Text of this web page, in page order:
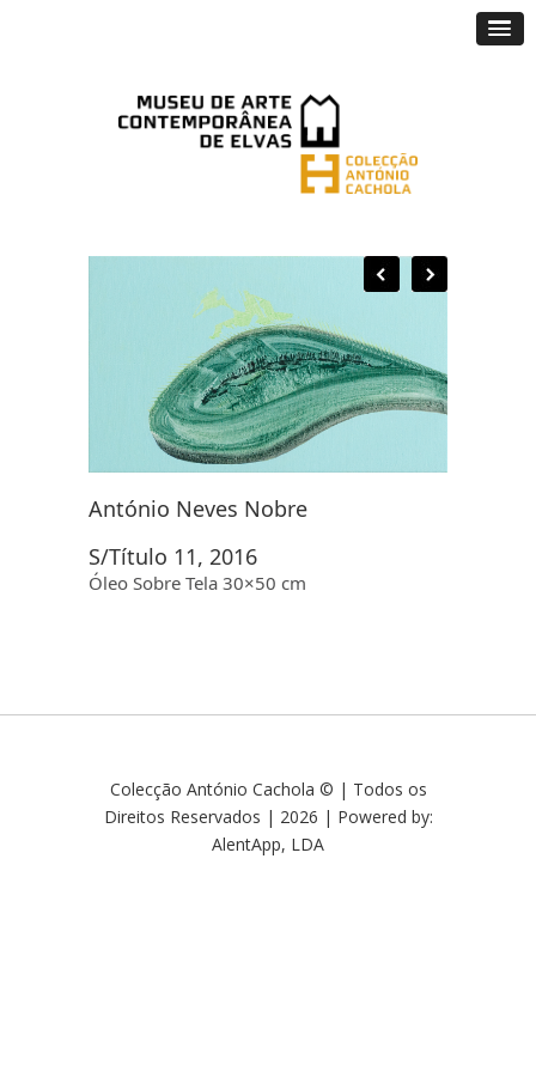
António Neves Nobre
S/Título 11, 2016
Óleo Sobre Tela 30×50 cm
Colecção António Cachola © | Todos os
Direitos Reservados | 2026 | Powered by:
AlentApp, LDA